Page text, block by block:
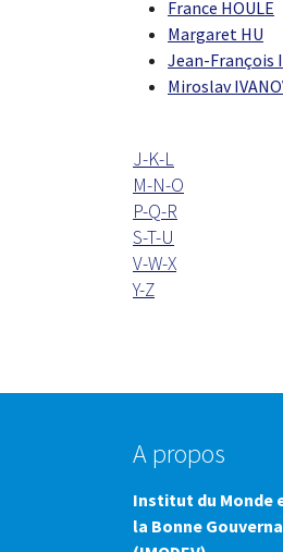
France HOULE
Margaret HU
Jean-François
Miroslav
J-K-L
M-N-O
P-Q-R
S-T-U
V-W-X
Y-Z
A propos
Institut du Monde
la Bonne